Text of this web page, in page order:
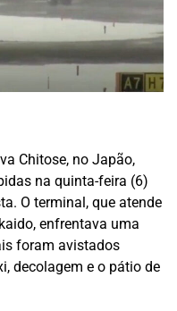
Chitose, no Japão,
na quinta-feira (6)
O terminal, que atende
enfrentava uma
foram avistados
decolagem e o pátio de